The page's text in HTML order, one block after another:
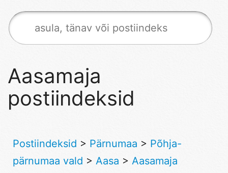
Aasamaja
postiindeksid
Postiindeksid > Pärnumaa > Põhja-
pärnumaa vald > Aasa > Aasamaja